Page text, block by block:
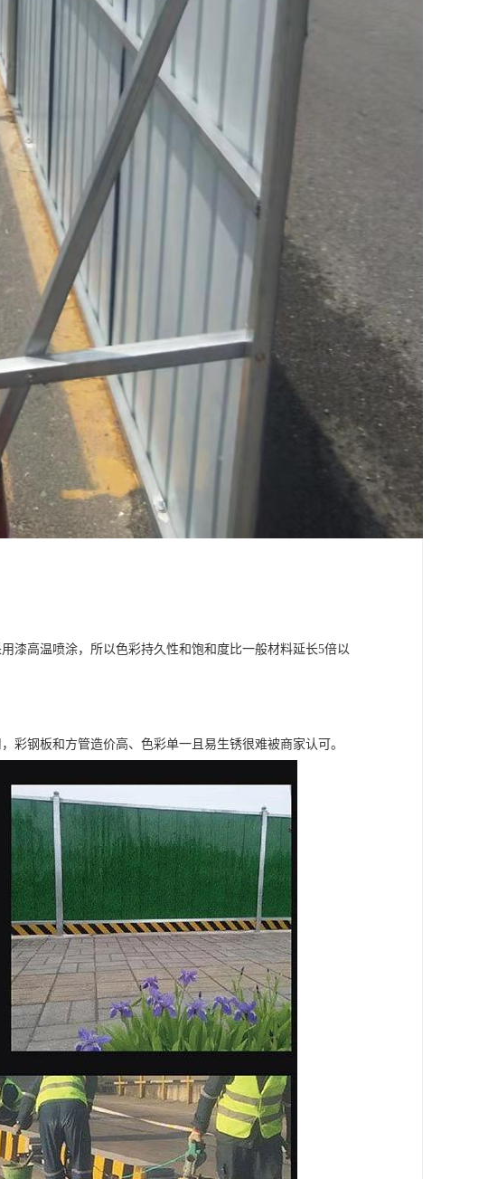
漆高温喷涂，所以色彩持久性和饱和度比一般材料延长5倍以
彩钢板和方管造价高、色彩单一且易生锈很难被商家认可。